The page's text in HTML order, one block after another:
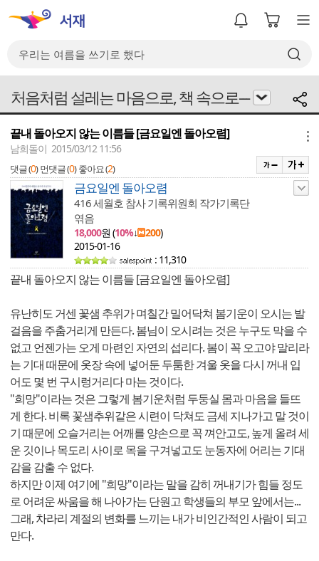
처음처럼 설레는 마음으로, 책 속으로---
끝내 돌아오지 않는 이름들 [금요일엔 돌아오렴]
남희돌이 2015/03/12 11:56
댓글 (0) 먼댓글 (0) 좋아요 (2)
금요일엔 돌아오렴
416 세월호 참사 기록위원회 작가기록단
엮음
18,000원 (10%↓ 200)
2015-01-16
: 11,310
끝내 돌아오지 않는 이름들 [금요일엔 돌아오렴]
유난히도 거센 꽃샘 추위가 며칠간 밀어닥쳐 봄기운이 오시는 발
걸음을 주춤거리게 만든다. 봄님이 오시려는 것은 누구도 막을 수
없고 언젠가는 오게 마련인 자연의 섭리다. 봄이 꼭 오고야 말리라
는 기대 때문에 옷장 속에 넣어둔 두툼한 겨울 옷을 다시 꺼내 입
어도 몇 번 구시렁거리다 마는 것이다.
"희망"이라는 것은 그렇게 봄기운처럼 두둥실 몸과 마음을 들뜨
게 한다. 비록 꽃샘추위같은 시련이 닥쳐도 금세 지나가고 말 것이
기 때문에 오슬거리는 어깨를 양손으로 꼭 껴안고도, 높게 올려 세
운 깃이나 목도리 사이로 목을 구겨넣고도 눈동자에 어리는 기대
감을 감출 수 없다.
하지만 이제 여기에 "희망"이라는 말을 감히 꺼내기가 힘들 정도
로 어려운 싸움을 해 나아가는 단원고 학생들의 부모 앞에서는...
그래, 차라리 계절의 변화를 느끼는 내가 비인간적인 사람이 되고
만다.